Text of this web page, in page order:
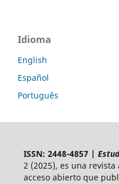
Idioma
English
Español
Português
ISSN: 2448-4857 |
2 (2025), es una revista
acceso abierto que